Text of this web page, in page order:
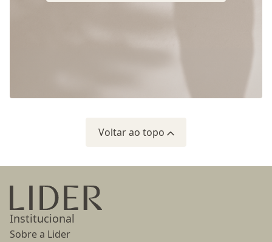
Voltar ao topo
Ir para a página inicial
Institucional
Sobre a Lider